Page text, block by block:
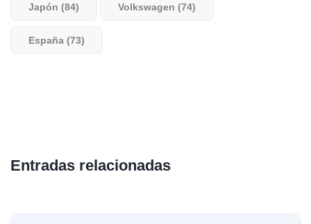
Japón (84) Volkswagen (74)
España (73)
Entradas relacionadas